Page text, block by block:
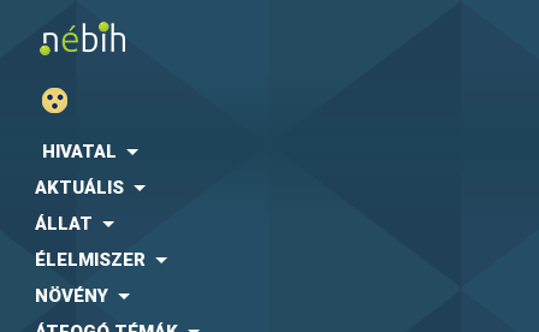
HIVATAL
AKTUÁLIS
ÁLLAT
ÉLELMISZER
NÖVÉNY